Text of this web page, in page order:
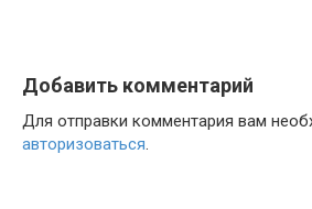
Добавить комментарий
Для отправки комментария вам
авторизоваться.